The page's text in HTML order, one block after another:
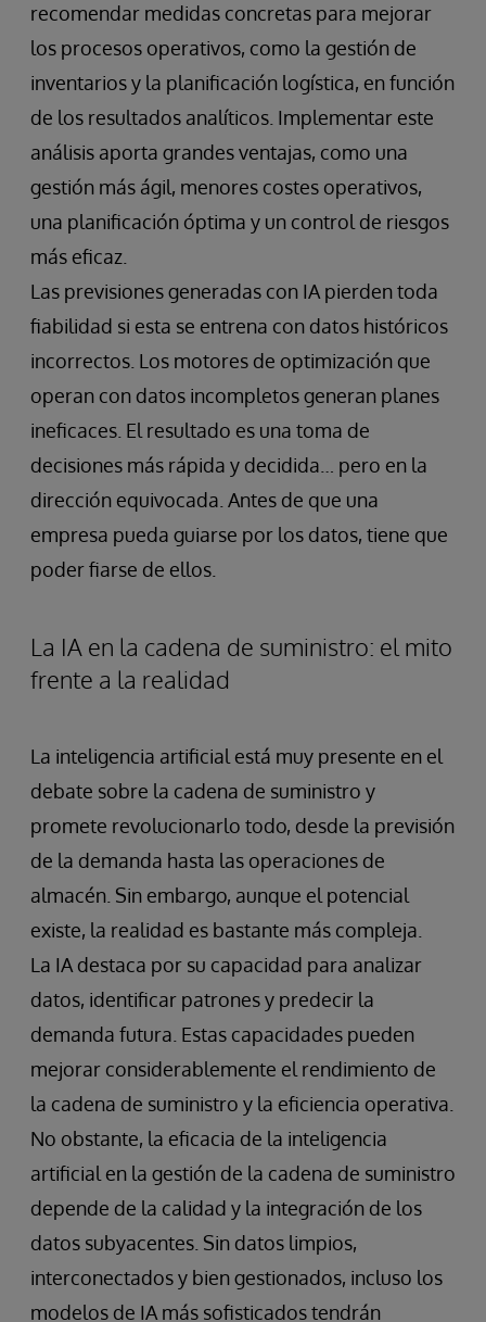
recomendar medidas concretas para mejorar
los procesos operativos, como la gestión de
inventarios y la planificación logística, en función
de los resultados analíticos. Implementar este
análisis aporta grandes ventajas, como una
gestión más ágil, menores costes operativos,
una planificación óptima y un control de riesgos
más eficaz.
Las previsiones generadas con IA pierden toda
fiabilidad si esta se entrena con datos históricos
incorrectos. Los motores de optimización que
operan con datos incompletos generan planes
ineficaces. El resultado es una toma de
decisiones más rápida y decidida… pero en la
dirección equivocada. Antes de que una
empresa pueda guiarse por los datos, tiene que
poder fiarse de ellos.
La IA en la cadena de suministro: el mito
frente a la realidad
La inteligencia artificial está muy presente en el
debate sobre la cadena de suministro y
promete revolucionarlo todo, desde la previsión
de la demanda hasta las operaciones de
almacén. Sin embargo, aunque el potencial
existe, la realidad es bastante más compleja.
La IA destaca por su capacidad para analizar
datos, identificar patrones y predecir la
demanda futura. Estas capacidades pueden
mejorar considerablemente el rendimiento de
la cadena de suministro y la eficiencia operativa.
No obstante, la eficacia de la inteligencia
artificial en la gestión de la cadena de suministro
depende de la calidad y la integración de los
datos subyacentes. Sin datos limpios,
interconectados y bien gestionados, incluso los
modelos de IA más sofisticados tendrán